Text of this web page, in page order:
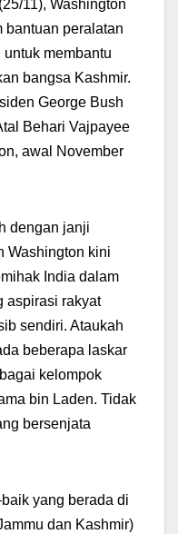
(25/11), Washington
bantuan peralatan
membantu
bangsa Kashmir.
George Bush
Behari Vajpayee
awal November
dengan janji
Washington kini
India dalam
aspirasi rakyat
sendiri. Ataukah
beberapa laskar
kelompok
bin Laden. Tidak
bersenjata
yang berada di
dan Kashmir)